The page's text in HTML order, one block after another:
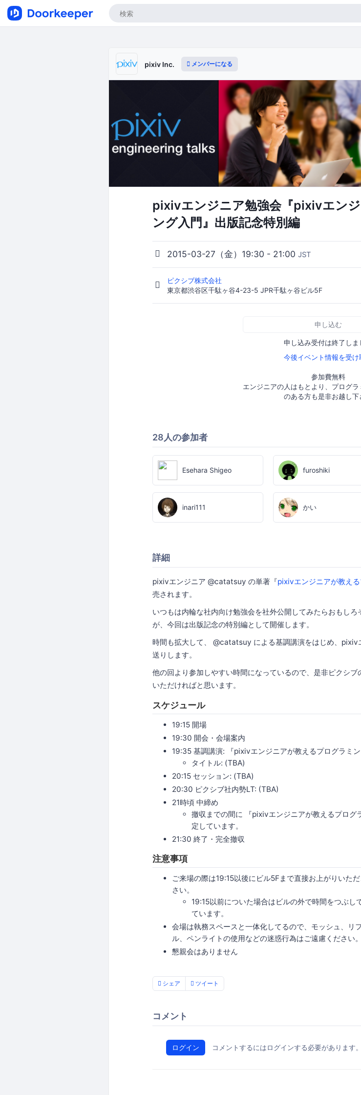
pixiv Inc. メンバーになる
pixivエンジニア勉強会『pixivエン
ング入門』出版記念特別編
2015-03-27（金）19:30 - 21:00 JST
ピクシブ株式会社
東京都渋谷区千駄ヶ谷4-23-5 JPR千駄ヶ谷ビル5F
申し込む
申し込み受付は終了しま
今後イベント情報を受け
参加費無料
エンジニアの人はもとより、プログ
のある方も是非お越し下
28人の参加者
Esehara Shigeo furoshiki
inari111 かい
詳細
pixivエンジニア @catatsuy の単著『pixivエンジニアが教え
売されます。
いつもは内輪な社内向け勉強会を社外公開してみたらおもし
が、今回は出版記念の特別編として開催します。
時間も拡大して、 @catatsuy による基調講演をはじめ、pixiv
送りします。
他の回より参加しやすい時間になっているので、是非ピクシ
いただければと思います。
スケジュール
19:15 開場
19:30 開会・会場案内
19:35 基調講演: 『pixivエンジニアが教えるプログラミ
タイトル: (TBA)
20:15 セッション: (TBA)
20:30 ピクシブ社内勢LT: (TBA)
21時頃 中締め
撤収までの間に 『pixivエンジニアが教えるプログ
定しています。
21:30 終了・完全撤収
注意事項
ご来場の際は19:15以後にビル5Fまで直接お上がりい
さい。
19:15以前についた場合はビルの外で時間をつぶ
ています。
会場は執務スペースと一体化してるので、モッシュ、リ
ル、ペンライトの使用などの迷惑行為はご遠慮ください。
懇親会はありません
シェア ツイート
コメント
ログイン コメントするにはログインする必要があります。